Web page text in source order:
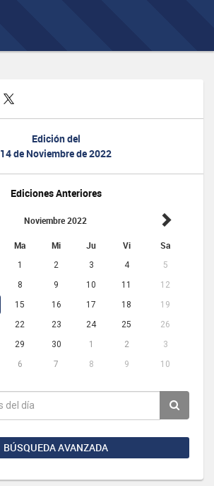
Edición del
14 de Noviembre de 2022
Ediciones Anteriores
Noviembre 2022
Ma Mi Ju Vi Sa
1 2 3 4
5
8 9 10 11
12
15 16 17 18
19
22 23 24 25
26
29 30 1 2
3
6 7 8 9 10
BÚSQUEDA AVANZADA